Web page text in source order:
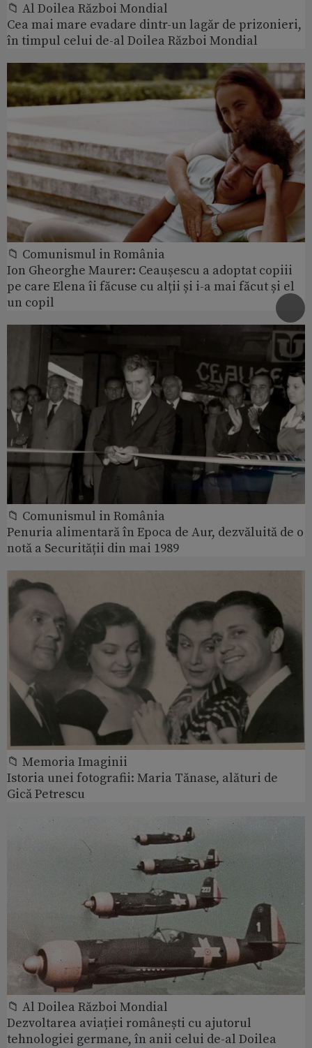
📁 Al Doilea Război Mondial
Cea mai mare evadare dintr-un lagăr de prizonieri,
în timpul celui de-al Doilea Război Mondial
📁 Comunismul in România
Ion Gheorghe Maurer: Ceaușescu a adoptat copiii
pe care Elena îi făcuse cu alții și i-a mai făcut și el
un copil
📁 Comunismul in România
Penuria alimentară în Epoca de Aur, dezvăluită de o
notă a Securității din mai 1989
📁 Memoria Imaginii
Istoria unei fotografii: Maria Tănase, alături de
Gică Petrescu
📁 Al Doilea Război Mondial
Dezvoltarea aviației românești cu ajutorul
tehnologiei germane, în anii celui de-al Doilea